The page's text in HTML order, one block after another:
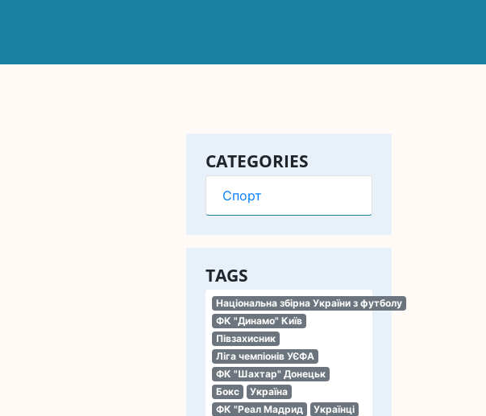
CATEGORIES
Спорт
TAGS
Національна збірна України з футболу
ФК "Динамо" Київ
Півзахисник
Ліга чемпіонів УЄФА
ФК "Шахтар" Донецьк
Бокс
Україна
ФК "Реал Мадрид
Українці